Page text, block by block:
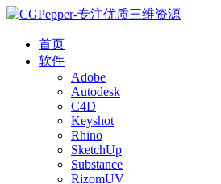
首页
软件
Adobe
Autodesk
C4D
Keyshot
Rhino
SketchUp
Substance
RizomUV